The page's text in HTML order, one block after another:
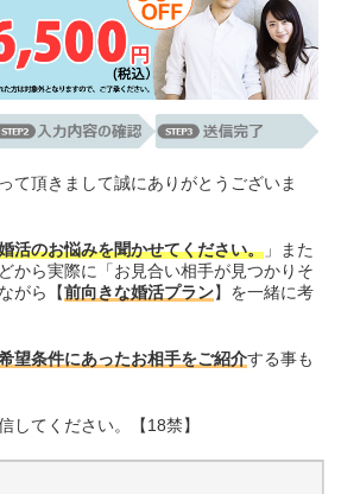
て頂きまして誠にありがとうございま
活のお悩みを聞かせてください。 」また
から実際に「お見合い相手が見つかりそ
がら【前向きな婚活プラン】を一緒に考
望条件にあったお相手をご紹介する事も
してください。【18禁】